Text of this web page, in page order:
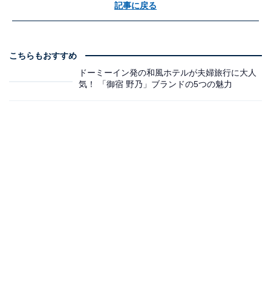
記事に戻る
こちらもおすすめ
ドーミーイン発の和風ホテルが夫婦旅行に大人
気！ 「御宿 野乃」ブランドの5つの魅力